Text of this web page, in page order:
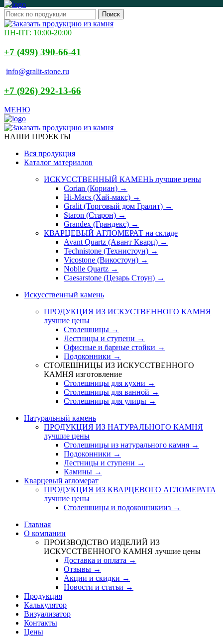
Поиск
ПН-ПТ: 10:00-20:00
+7 (499) 390-66-41
info@gralit-stone.ru
+7 (926) 292-13-66
МЕНЮ
НАШИ ПРОЕКТЫ
Вся продукция
Каталог материалов
ИСКУССТВЕННЫЙ КАМЕНЬ лучшие цены
Corian (Кориан) →
Hi-Macs (Хай-макс) →
Gralit (Торговый дом Гралит) →
Staron (Старон) →
Grandex (Грандекс) →
КВАРЦЕВЫЙ АГЛОМЕРАТ на складе
Avant Quartz (Авант Кварц) →
Technistone (Технистоун) →
Vicostone (Викостоун) →
Noblle Quartz →
Caesarstone (Цезарь Стоун) →
Искусственный камень
ПРОДУКЦИЯ ИЗ ИСКУСТВЕННОГО КАМНЯ
лучшие цены
Столешницы →
Лестницы и ступени →
Офисные и барные стойки →
Подоконники →
СТОЛЕШНИЦЫ ИЗ ИСКУССТВЕННОГО
КАМНЯ изготовление
Столешницы для кухни →
Столешницы для ванной →
Столешницы для улицы →
Натуральный камень
ПРОДУКЦИЯ ИЗ НАТУРАЛЬНОГО КАМНЯ
лучшие цены
Столешницы из натурального камня →
Подоконники →
Лестницы и ступени →
Камины →
Кварцевый агломерат
ПРОДУКЦИЯ ИЗ КВАРЦЕВОГО АГЛОМЕРАТА
лучшие цены
Столешницы и подоконникииз →
Главная
О компании
ПРОИЗВОДСТВО ИЗДЕЛИЙ ИЗ
ИСКУССТВЕННОГО КАМНЯ лучшие цены
Доставка и оплата →
Отзывы →
Акции и скидки →
Новости и статьи →
Продукция
Калькулятор
Визуализатор
Контакты
Цены